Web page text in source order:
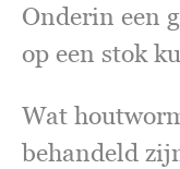
Onderin een
op een stok
Wat
behandeld